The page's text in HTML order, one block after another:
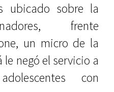
ubicado sobre la
frente
un micro de la
negó el servicio a
con